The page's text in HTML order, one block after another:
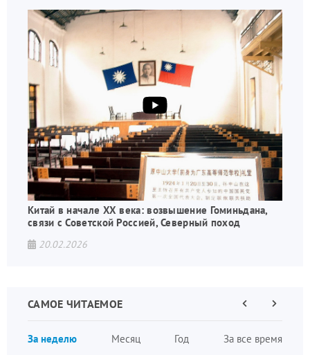
Китай в начале XX века: возвышение Гоминьдана,
связи с Советской Россией, Северный поход
20.02.2026
САМОЕ ЧИТАЕМОЕ
За неделю Месяц Год За все время
страниц
ПредыдущаяСледующая